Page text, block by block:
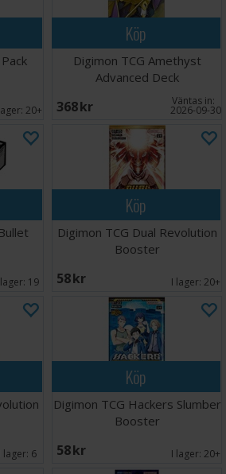
20+
Köp
Digimon TCG Amethyst
Advanced Deck
368 SEK Väntas in:
2026-09-30
19
Köp
Digimon TCG Dual Revolution
Booster
58 SEK I lager: 20+
I lager: 6
Köp
Digimon TCG Hackers Slumber
Booster
58 SEK I lager: 20+